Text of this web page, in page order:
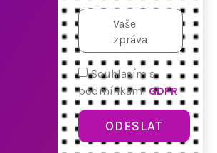
Souhlasím s
podmínkami GDPR
ODESLAT